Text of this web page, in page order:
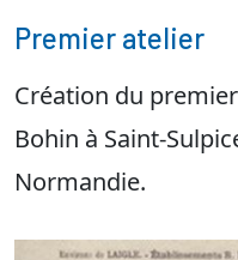
Premier atelier
Création du
Bohin à Saint-
Normandie.